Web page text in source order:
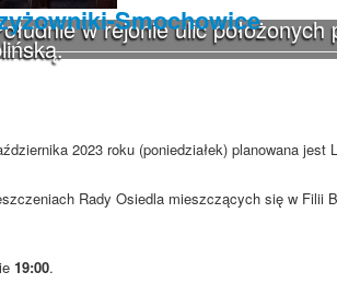
w rejonie ulic położonych
Smochowice
2023 roku (poniedziałek) planowana
Rady Osiedla mieszczących się w Filii
19:00.